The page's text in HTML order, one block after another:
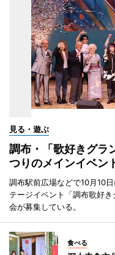
見る・遊ぶ
調布・「歌好きグ
つりのメインイベン
調布駅前広場などで10月10
テージイベント「調布歌好
会が募集している。
食べる